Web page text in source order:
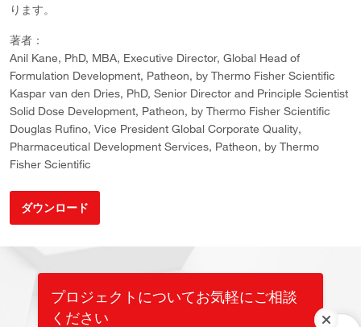
ります。
著者：
Anil Kane, PhD, MBA, Executive Director, Global Head of
Formulation Development, Patheon, by Thermo Fisher Scientific
Kaspar van den Dries, PhD, Senior Director and Principle Scientist
Solid Dose Development, Patheon, by Thermo Fisher Scientific
Douglas Rufino, Vice President Global Corporate Quality,
Pharmaceutical Development Services, Patheon, by Thermo
Fisher Scientific
ダウンロード
プロジェクトについてお気軽にご相談
ください